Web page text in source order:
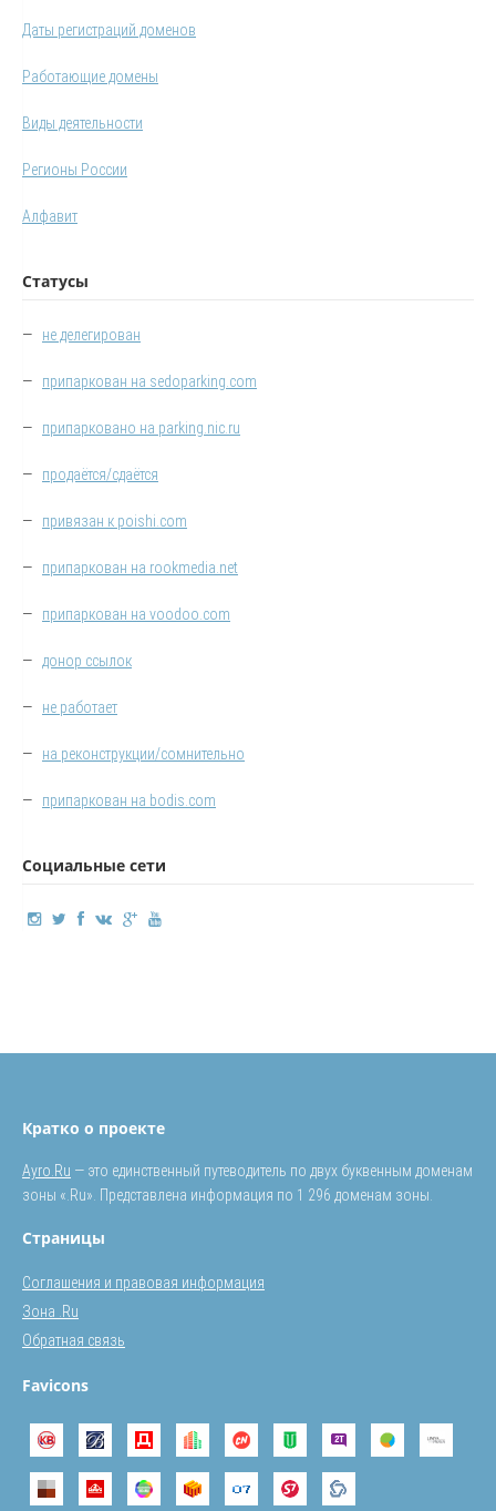
Даты регистраций доменов
Работающие домены
Виды деятельности
Регионы России
Алфавит
Статусы
— не делегирован
— припаркован на sedoparking.com
— припарковано на parking.nic.ru
— продаётся/сдаётся
— привязан к poishi.com
— припаркован на rookmedia.net
— припаркован на voodoo.com
— донор ссылок
— не работает
— на реконструкции/сомнительно
— припаркован на bodis.com
Социальные сети
Кратко о проекте
Ayro.Ru — это единственный путеводитель по двух буквенным доменам
зоны «.Ru». Представлена информация по 1 296 доменам зоны.
Страницы
Соглашения и правовая информация
Зона .Ru
Обратная связь
Favicons